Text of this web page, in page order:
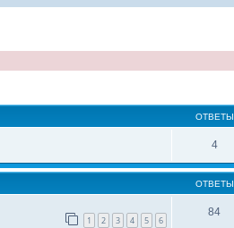
ОТВЕТЫ
4
ОТВЕТЫ
1 2 3 4 5 6
84